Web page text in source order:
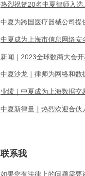
热烈祝贺20名中夏律师入
中夏为跨国医疗器械公司提
中夏成为上海市信息网络安
新闻｜2023全球数商大会
中夏沙龙｜律师为网络和数
业绩｜中夏成为上海数据交
中夏新律量｜热烈欢迎合伙
联系我
如果您有法律上的问题需要